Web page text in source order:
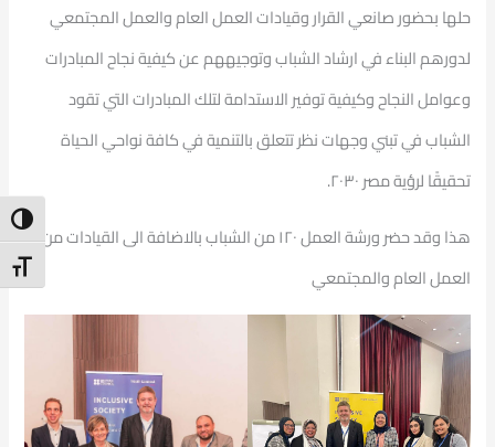
حلها بحضور صانعي القرار وقيادات العمل العام والعمل المجتمعي
لدورهم البناء في ارشاد الشباب وتوجيههم عن كيفية نجاح المبادرات
وعوامل النجاح وكيفية توفير الاستدامة لتلك المبادرات التي تقود
الشباب في تبني وجهات نظر تتعلق بالتنمية في كافة نواحي الحياة
تحقيقًا لرؤية مصر ٢٠٣٠.
هذا وقد حضر ورشة العمل ١٢٠ من الشباب بالاضافة الى القيادات من
العمل العام والمجتمعي